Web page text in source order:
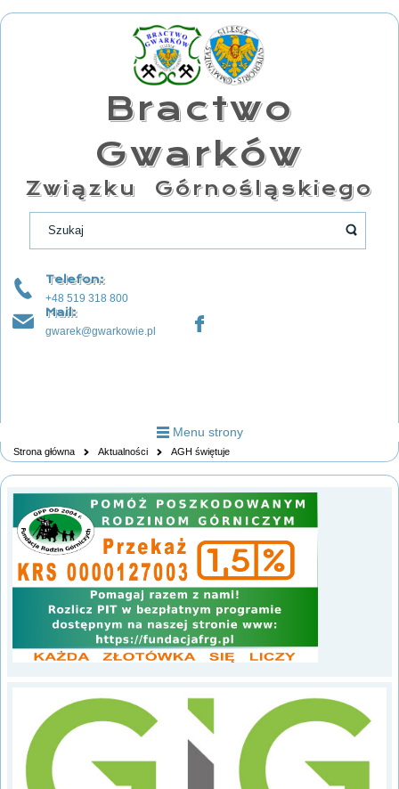
Bractwo
Gwarków
Związku Górnośląskiego
Telefon:
+48 519 318 800
Mail:
gwarek@gwarkowie.pl
Menu strony
Strona główna Aktualności AGH świętuje